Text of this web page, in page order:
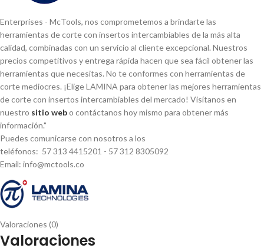
Enterprises - McTools, nos comprometemos a brindarte las
herramientas de corte con insertos intercambiables de la más alta
calidad, combinadas con un servicio al cliente excepcional. Nuestros
precios competitivos y entrega rápida hacen que sea fácil obtener las
herramientas que necesitas. No te conformes con herramientas de
corte mediocres. ¡Elige LAMINA para obtener las mejores herramientas
de corte con insertos intercambiables del mercado! Visí­tanos en
nuestro sitio webo contáctanos hoy mismo para obtener más
información."
Puedes comunicarse con nosotros a los
teléfonos: 57 313 4415201 - 57 312 8305092
Email: info@mctools.co
Valoraciones (0)
Valoraciones